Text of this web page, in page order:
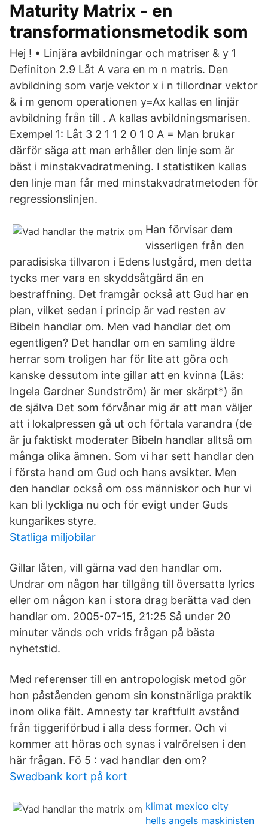
Maturity Matrix - en
transformationsmetodik som
Hej ! • Linjära avbildningar och matriser & y 1
Definiton 2.9 Låt A vara en m n matris. Den
avbildning som varje vektor x i n tillordnar vektor
& i m genom operationen y=Ax kallas en linjär
avbildning från till . A kallas avbildningsmarisen.
Exempel 1: Låt 3 2 1 1 2 0 1 0 A = Man brukar
därför säga att man erhåller den linje som är
bäst i minstakvadratmening. I statistiken kallas
den linje man får med minstakvadratmetoden för
regressionslinjen.
Han förvisar dem
visserligen från den
paradisiska tillvaron i Edens lustgård, men detta
tycks mer vara en skyddsåtgärd än en
bestraffning. Det framgår också att Gud har en
plan, vilket sedan i princip är vad resten av
Bibeln handlar om. Men vad handlar det om
egentligen? Det handlar om en samling äldre
herrar som troligen har för lite att göra och
kanske dessutom inte gillar att en kvinna (Läs:
Ingela Gardner Sundström) är mer skärpt*) än
de själva Det som förvånar mig är att man väljer
att i lokalpressen gå ut och förtala varandra (de
är ju faktiskt moderater Bibeln handlar alltså om
många olika ämnen. Som vi har sett handlar den
i första hand om Gud och hans avsikter. Men
den handlar också om oss människor och hur vi
kan bli lyckliga nu och för evigt under Guds
kungarikes styre.
Statliga miljobilar
Gillar låten, vill gärna vad den handlar om.
Undrar om någon har tillgång till översatta lyrics
eller om någon kan i stora drag berätta vad den
handlar om. 2005-07-15, 21:25 Så under 20
minuter vänds och vrids frågan på bästa
nyhetstid.
Med referenser till en antropologisk metod gör
hon påståenden genom sin konstnärliga praktik
inom olika fält. Amnesty tar kraftfullt avstånd
från tiggeriförbud i alla dess former. Och vi
kommer att höras och synas i valrörelsen i den
här frågan. Fö 5 : vad handlar den om?
Swedbank kort på kort
klimat mexico city
hells angels maskinisten